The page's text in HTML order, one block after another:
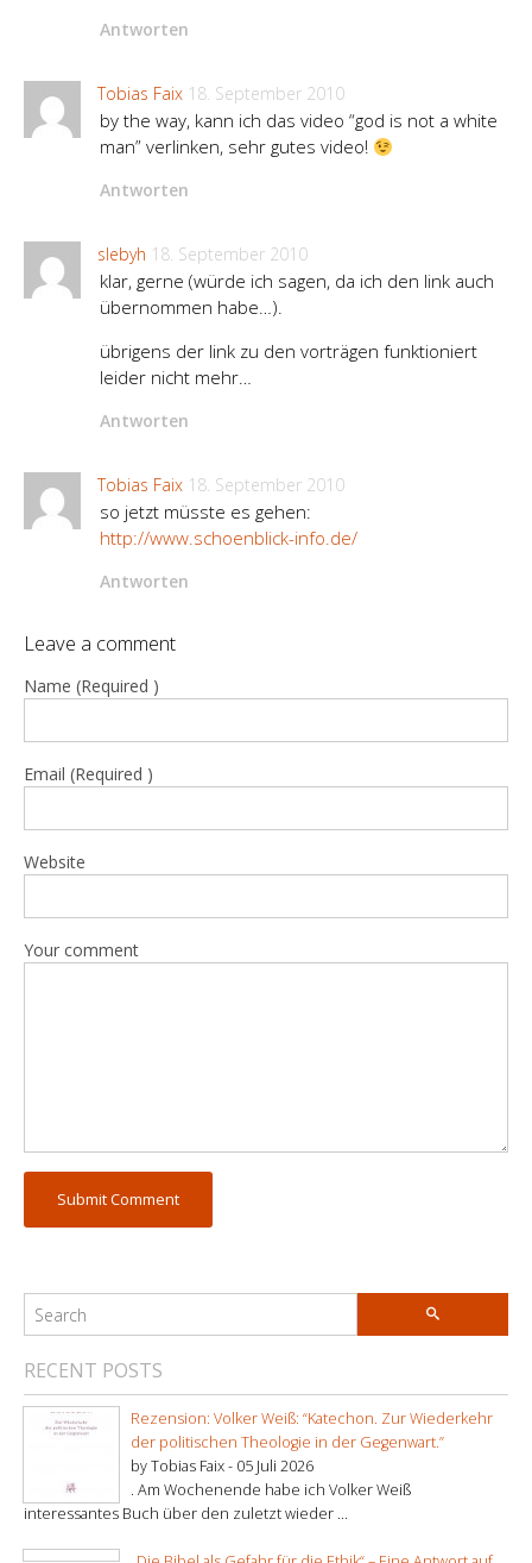
Antworten
Tobias Faix 18. September 2010
by the way, kann ich das video “god is not a white
man” verlinken, sehr gutes video!
Antworten
slebyh 18. September 2010
klar, gerne (würde ich sagen, da ich den link auch
übernommen habe…).
übrigens der link zu den vorträgen funktioniert
leider nicht mehr…
Antworten
Tobias Faix 18. September 2010
so jetzt müsste es gehen:
http://www.schoenblick-info.de/
Antworten
Leave a comment
Name (Required )
Email (Required )
Website
Your comment
RECENT POSTS
Rezension: Volker Weiß: “Katechon. Zur Wiederkehr
der politischen Theologie in der Gegenwart.”
by Tobias Faix - 05 Juli 2026
. Am Wochenende habe ich Volker Weiß
interessantes Buch über den zuletzt wieder ...